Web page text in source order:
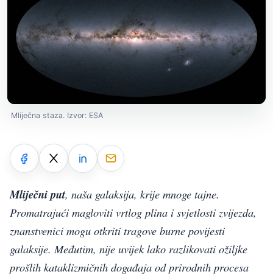
Mliječna staza. Izvor: ESA
Mliječni put, naša galaksija, krije mnoge tajne.
Promatrajući magloviti vrtlog plina i svjetlosti zvijezda,
znanstvenici mogu otkriti tragove burne povijesti
galaksije. Međutim, nije uvijek lako razlikovati ožiljke
prošlih kataklizmičnih događaja od prirodnih procesa